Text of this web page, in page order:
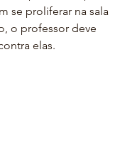
se proliferar na sala
o professor deve
elas.